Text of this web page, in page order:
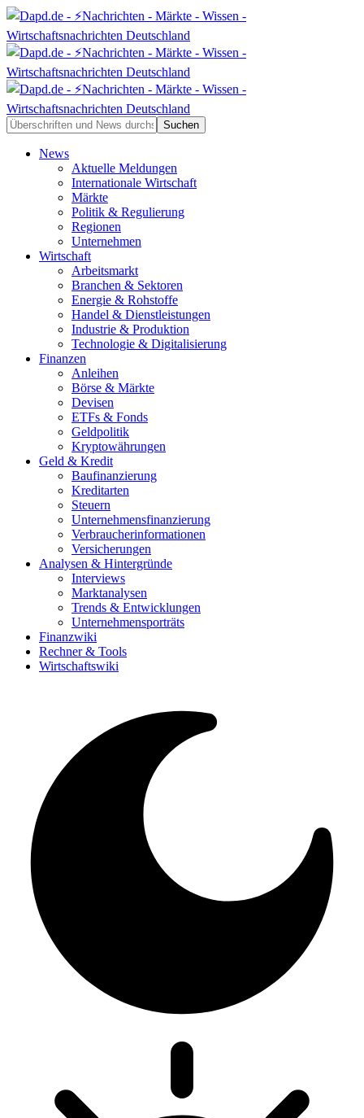
News
Aktuelle Meldungen
Internationale Wirtschaft
Märkte
Politik & Regulierung
Regionen
Unternehmen
Wirtschaft
Arbeitsmarkt
Branchen & Sektoren
Energie & Rohstoffe
Handel & Dienstleistungen
Industrie & Produktion
Technologie & Digitalisierung
Finanzen
Anleihen
Börse & Märkte
Devisen
ETFs & Fonds
Geldpolitik
Kryptowährungen
Geld & Kredit
Baufinanzierung
Kreditarten
Steuern
Unternehmensfinanzierung
Verbraucherinformationen
Versicherungen
Analysen & Hintergründe
Interviews
Marktanalysen
Trends & Entwicklungen
Unternehmensporträts
Finanzwiki
Rechner & Tools
Wirtschaftswiki